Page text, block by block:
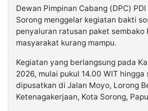
Dewan Pimpinan Cabang (DPC)
Sorong menggelar kegiatan bakti
penyaluran ratusan paket sembako
masyarakat kurang mampu.
Kegiatan yang berlangsung pada
2026, mulai pukul 14.00 WIT
dipusatkan di Jalan Moyo, Lorong
Ketenagakerjaan, Kota Sorong,